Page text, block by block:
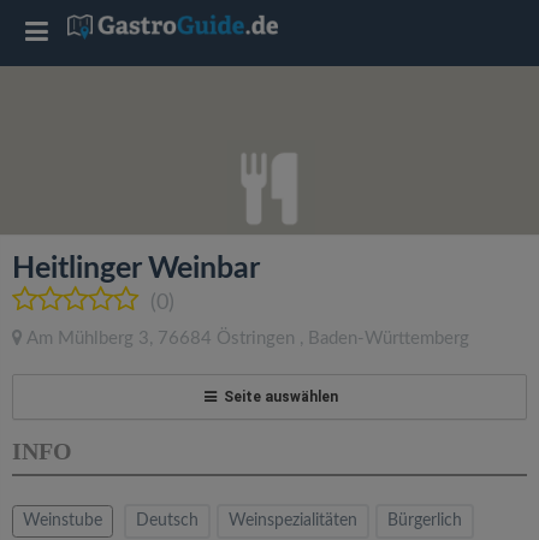
Heitlinger Weinbar
(0)
Am Mühlberg 3, 76684 Östringen , Baden-Württemberg
Seite auswählen
INFO
Weinstube Deutsch Weinspezialitäten Bürgerlich
T
l
e
a